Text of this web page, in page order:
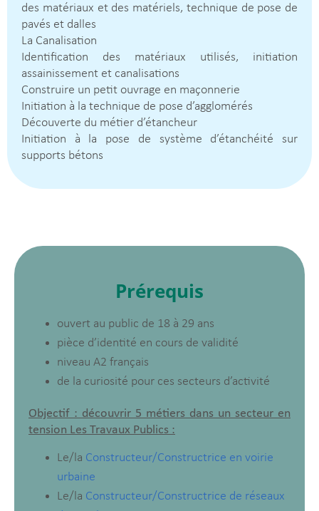
des matériaux et des matériels, technique de pose de
pavés et dalles
La Canalisation
Identification des matériaux utilisés, initiation
assainissement et canalisations
Construire un petit ouvrage en maçonnerie
Initiation à la technique de pose d’agglomérés
Découverte du métier d’étancheur
Initiation à la pose de système d’étanchéité sur
supports bétons
Prérequis
ouvert au public de 18 à 29 ans
pièce d’identité en cours de validité
niveau A2 français
de la curiosité pour ces secteurs d’activité
Objectif : découvrir 5 métiers dans un secteur en
tension Les Travaux Publics :
Le/la Constructeur/Constructrice en voirie
urbaine
Le/la Constructeur/Constructrice de réseaux